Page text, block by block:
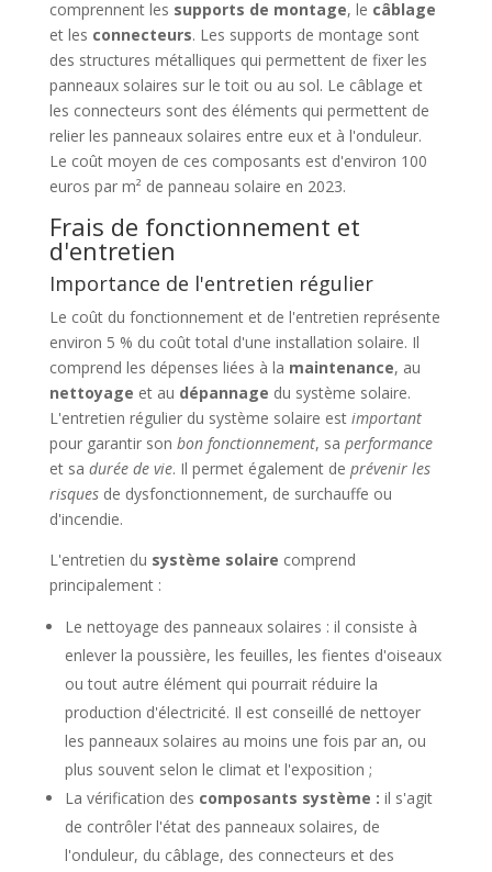
comprennent les supports de montage, le câblage
et les connecteurs. Les supports de montage sont
des structures métalliques qui permettent de fixer les
panneaux solaires sur le toit ou au sol. Le câblage et
les connecteurs sont des éléments qui permettent de
relier les panneaux solaires entre eux et à l'onduleur.
Le coût moyen de ces composants est d'environ 100
euros par m² de panneau solaire en 2023.
Frais de fonctionnement et
d'entretien
Importance de l'entretien régulier
Le coût du fonctionnement et de l'entretien représente
environ 5 % du coût total d'une installation solaire. Il
comprend les dépenses liées à la maintenance, au
nettoyage et au dépannage du système solaire.
L'entretien régulier du système solaire est important
pour garantir son bon fonctionnement, sa performance
et sa durée de vie. Il permet également de prévenir les
risquesde dysfonctionnement, de surchauffe ou
d'incendie.
L'entretien du système solaire comprend
principalement :
Le nettoyage des panneaux solaires : il consiste à
enlever la poussière, les feuilles, les fientes d'oiseaux
ou tout autre élément qui pourrait réduire la
production d'électricité. Il est conseillé de nettoyer
les panneaux solaires au moins une fois par an, ou
plus souvent selon le climat et l'exposition ;
La vérification des composants système : il s'agit
de contrôler l'état des panneaux solaires, de
l'onduleur, du câblage, des connecteurs et des